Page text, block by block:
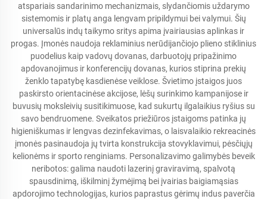
atspariais sandarinimo mechanizmais, slydančiomis uždarymo
sistemomis ir platų anga lengvam pripildymui bei valymui. Šių
universalūs indų taikymo sritys apima įvairiausias aplinkas ir
progas. Įmonės naudoja reklaminius nerūdijančiojo plieno stiklinius
puodelius kaip vadovų dovanas, darbuotojų pripažinimo
apdovanojimus ir konferencijų dovanas, kurios stiprina prekių
ženklo tapatybę kasdienėse veiklose. Švietimo įstaigos juos
paskirsto orientacinėse akcijose, lėšų surinkimo kampanijose ir
buvusių moksleivių susitikimuose, kad sukurtų ilgalaikius ryšius su
savo bendruomene. Sveikatos priežiūros įstaigoms patinka jų
higieniškumas ir lengvas dezinfekavimas, o laisvalaikio rekreacinės
įmonės pasinaudoja jų tvirta konstrukcija stovyklavimui, pėsčiųjų
kelionėms ir sporto renginiams. Personalizavimo galimybės beveik
neribotos: galima naudoti lazerinį graviravimą, spalvotą
spausdinimą, iškilminį žymėjimą bei įvairias baigiamąsias
apdorojimo technologijas, kurios paprastus gėrimų indus paverčia